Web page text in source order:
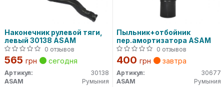
Наконечник рулевой тяги,
левый 30138 ASAM
0 отзывов
565 грн сегодня
Артикул:
30138
ASAM
Румыния
Пыльник+отбойник
пер.амортизатора ASAM
0 отзывов
400 грн завтра
Артикул:
30677
ASAM
Румыния